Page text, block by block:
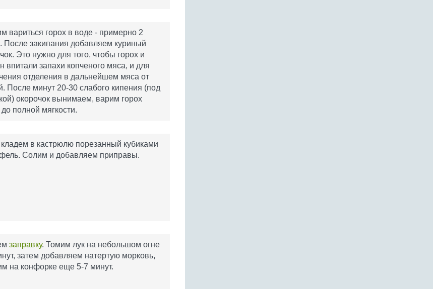
вариться горох в воде - примерно 2
После закипания добавляем куриный
Это нужно для того, чтобы горох и
впитали запахи копченого мяса, и для
отделения в дальнейшем мяса от
После минут 20-30 слабого кипения (под
окорочок вынимаем, варим горох
до полной мягкости.
кладем в кастрюлю порезанный кубиками
Солим и добавляем приправы.
заправку. Томим лук на небольшом огне
затем добавляем натертую морковь,
на конфорке еще 5-7 минут.